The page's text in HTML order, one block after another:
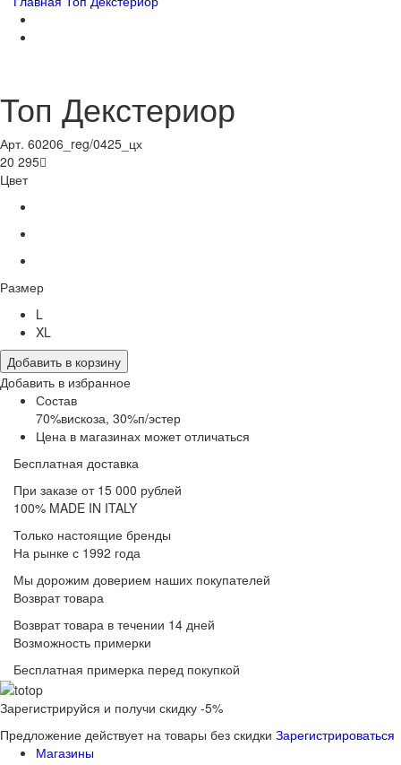
Топ Декстериор
Арт. 60206_reg/0425_цх
20 295
Цвет
Размер
L
XL
Добавить в корзину
Добавить в избранное
Состав
70%вискоза, 30%п/эстер
Цена в магазинах может отличаться
Бесплатная доставка
При заказе от 15 000 рублей
100% MADE IN ITALY
Только настоящие бренды
На рынке с 1992 года
Мы дорожим доверием наших покупателей
Возврат товара
Возврат товара в течении 14 дней
Возможность примерки
Бесплатная примерка перед покупкой
Зарегистрируйся и получи скидку -5%
Предложение действует на товары без скидки Зарегистрироваться
Магазины